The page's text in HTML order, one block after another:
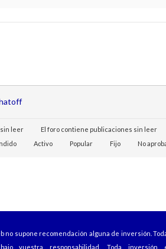
sin leer
El foro contiene publicaciones sin leer
Activo Popular Fijo No
no supone recomendación alguna de inversión.
vuestra responsabilidad. Toda